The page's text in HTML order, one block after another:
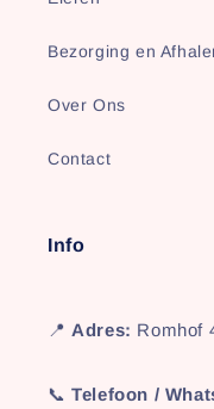
Bezorging en
Over Ons
Contact
Info
📍 Adres: Romhof
📞Telefoon /